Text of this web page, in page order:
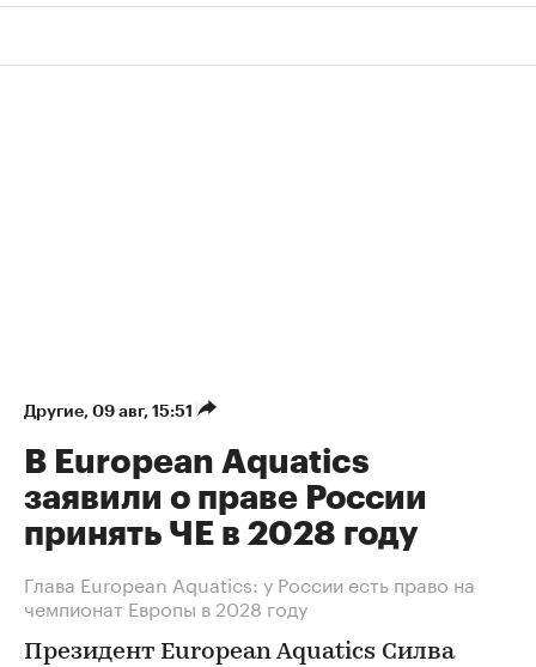
Другие 09 авг, 15:51
В European Aquatics
заявили о праве России
принять ЧЕ в 2028 году
Глава European Aquatics: у России есть право на
чемпионат Европы в 2028 году
Президент European Aquatics Силва